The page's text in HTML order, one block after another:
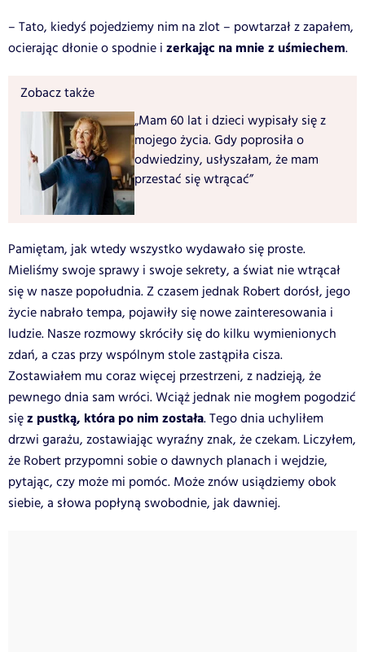
– Tato, kiedyś pojedziemy nim na zlot – powtarzał z zapałem,
ocierając dłonie o spodnie i zerkając na mnie z uśmiechem.
Zobacz także
„Mam 60 lat i dzieci wypisały się z
mojego życia. Gdy poprosiła o
odwiedziny, usłyszałam, że mam
przestać się wtrącać”
Pamiętam, jak wtedy wszystko wydawało się proste.
Mieliśmy swoje sprawy i swoje sekrety, a świat nie wtrącał
się w nasze popołudnia. Z czasem jednak Robert dorósł, jego
życie nabrało tempa, pojawiły się nowe zainteresowania i
ludzie. Nasze rozmowy skróciły się do kilku wymienionych
zdań, a czas przy wspólnym stole zastąpiła cisza.
Zostawiałem mu coraz więcej przestrzeni, z nadzieją, że
pewnego dnia sam wróci. Wciąż jednak nie mogłem pogodzić
sięz pustką, która po nim została. Tego dnia uchyliłem
drzwi garażu, zostawiając wyraźny znak, że czekam. Liczyłem,
że Robert przypomni sobie o dawnych planach i wejdzie,
pytając, czy może mi pomóc. Może znów usiądziemy obok
siebie, a słowa popłyną swobodnie, jak dawniej.